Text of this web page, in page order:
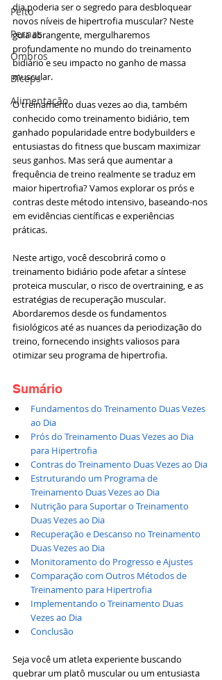
Peito
Pernas
Ombros
Bíceps
Alimentação
dia poderia ser o segredo para desbloquear
novos níveis de hipertrofia muscular? Neste
guia abrangente, mergulharemos
profundamente no mundo do treinamento
bidiário e seu impacto no ganho de massa
muscular.
O treinamento duas vezes ao dia, também
conhecido como treinamento bidiário, tem
ganhado popularidade entre bodybuilders e
entusiastas do fitness que buscam maximizar
seus ganhos. Mas será que aumentar a
frequência de treino realmente se traduz em
maior hipertrofia? Vamos explorar os prós e
contras deste método intensivo, baseando-nos
em evidências científicas e experiências
práticas.
Neste artigo, você descobrirá como o
treinamento bidiário pode afetar a síntese
proteica muscular, o risco de overtraining, e as
estratégias de recuperação muscular.
Abordaremos desde os fundamentos
fisiológicos até as nuances da periodização do
treino, fornecendo insights valiosos para
otimizar seu programa de hipertrofia.
Sumário
Fundamentos do Treinamento Duas Vezes
ao Dia
Prós do Treinamento Duas Vezes ao Dia
para Hipertrofia
Contras do Treinamento Duas Vezes ao Dia
Estruturando um Programa de
Treinamento Duas Vezes ao Dia
Nutrição para Suportar o Treinamento
Duas Vezes ao Dia
Recuperação e Descanso no Treinamento
Duas Vezes ao Dia
Monitoramento do Progresso e Ajustes
Comparação com Outros Métodos de
Treinamento para Hipertrofia
Implementando o Treinamento Duas
Vezes ao Dia
Conclusão
Seja você um atleta experiente buscando
quebrar um platô muscular ou um entusiasta